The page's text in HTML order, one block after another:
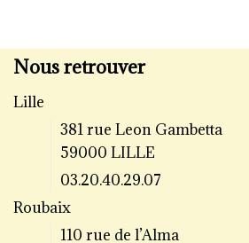
Nous retrouver
Lille
381 rue Leon Gambetta
59000 LILLE
03.20.40.29.07
Roubaix
110 rue de l’Alma